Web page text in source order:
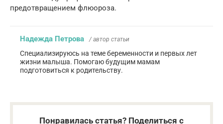
предотвращением флюороза.
Надежда Петрова / автор статьи
Специализируюсь на теме беременности и первых лет
жизни малыша. Помогаю будущим мамам
подготовиться к родительству.
Понравилась статья? Поделиться с